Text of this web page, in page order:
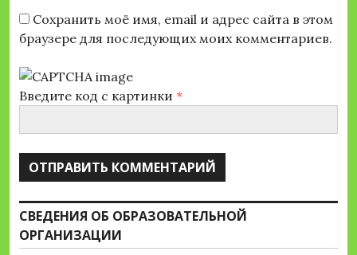
Сохранить моё имя, email и адрес сайта в этом
браузере для последующих моих комментариев.
Введите код с картинки *
СВЕДЕНИЯ ОБ ОБРАЗОВАТЕЛЬНОЙ
ОРГАНИЗАЦИИ